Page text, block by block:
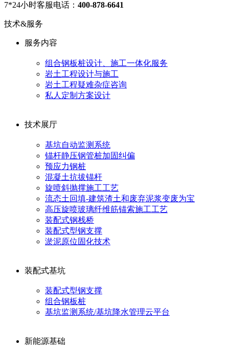
7*24小时客服电话： 400-878-6641
技术&服务
服务内容
组合钢板桩设计、施工一体化服务
岩土工程设计与施工
岩土工程疑难杂症咨询
私人定制方案设计
技术展厅
基坑自动监测系统
锚杆静压钢管桩加固纠偏
预应力钢桩
混凝土抗拔锚杆
旋喷斜抛撑施工工艺
流态土回填-建筑渣土和废弃泥浆变废为宝
高压旋喷玻璃纤维筋锚索施工工艺
装配式钢栈桥
装配式型钢支撑
淤泥原位固化技术
装配式基坑
装配式型钢支撑
组合钢板桩
基坑监测系统/基坑降水管理云平台
新能源基础